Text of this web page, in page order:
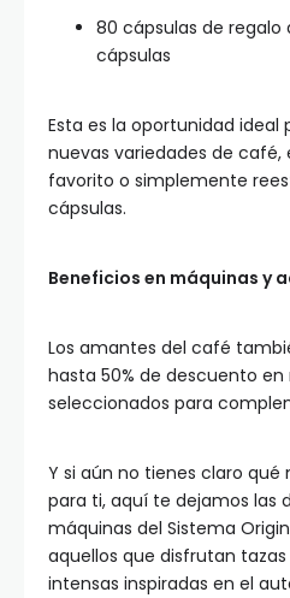
80 cápsulas de
cápsulas
Esta es la oportunidad ideal
nuevas variedades de
favorito o simplemente
cápsulas.
Beneficios en máquinas y
Los amantes del café
hasta 50% de descuento
seleccionados para
Y si aún no tienes claro qué
para ti, aquí te dejamos las
máquinas del Sistema
aquellos que disfrutan
intensas inspiradas en el